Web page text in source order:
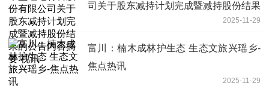
司关于股东减持计划完成暨减持股份结果
2025-11-29
富川：楠木成林护生态 生态文旅兴瑶乡-
焦点热讯
2025-11-29